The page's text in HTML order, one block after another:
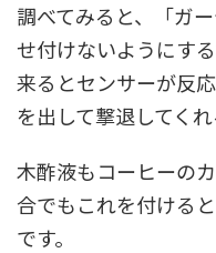
調べてみると、「ガ
せ付けないようにす
来るとセンサーが反
を出して撃退してく
木酢液もコーヒーの
合でもこれを付ける
です。